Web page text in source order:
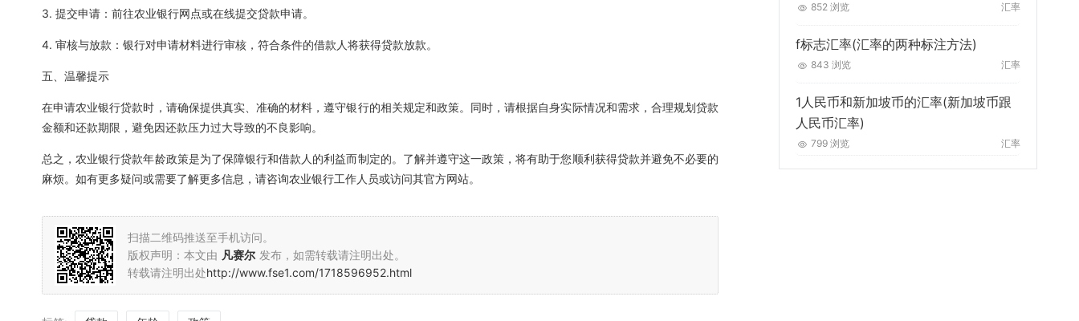
3. 提交申请：前往农业银行网点或在线提交贷款申请。
4. 审核与放款：银行对申请材料进行审核，符合条件的借款人将获得贷款放款。
五、温馨提示
在申请农业银行贷款时，请确保提供真实、准确的材料，遵守银行的相关规定和政策。同时，请根据自身实际情况和需求，合理规划贷款
金额和还款期限，避免因还款压力过大导致的不良影响。
总之，农业银行贷款年龄政策是为了保障银行和借款人的利益而制定的。了解并遵守这一政策，将有助于您顺利获得贷款并避免不必要的
麻烦。如有更多疑问或需要了解更多信息，请咨询农业银行工作人员或访问其官方网站。
扫描二维码推送至手机访问。
版权声明：本文由 凡赛尔 发布，如需转载请注明出处。
转载请注明出处http://www.fse1.com/1718596952.html
852 浏览 汇率
f标志汇率(汇率的两种标注方法)
843 浏览 汇率
1人民币和新加坡币的汇率(新加坡币跟
人民币汇率)
799 浏览 汇率